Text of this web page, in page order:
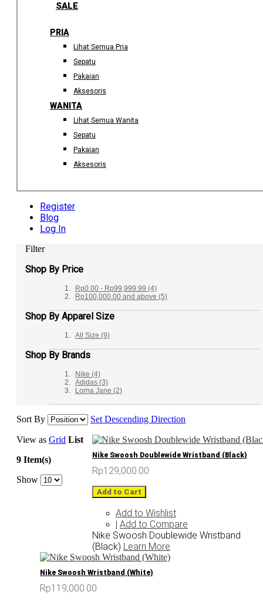
SALE
PRIA
Lihat Semua Pria
Sepatu
Pakaian
Aksesoris
WANITA
Lihat Semua Wanita
Sepatu
Pakaian
Aksesoris
Register
Blog
Log In
Filter
Shop By Price
Rp0.00 - Rp99,999.99 (4)
Rp100,000.00 and above (5)
Shop By Apparel Size
All Size (9)
Shop By Brands
Nike (4)
Adidas (3)
Lorna Jane (2)
Sort By Set Descending Direction
View as Grid List
9 Item(s)
Show
Nike Swoosh Doublewide Wristband (Black)
Rp129,000.00
Add to Cart
Add to Wishlist
| Add to Compare
Nike Swoosh Doublewide Wristband
(Black) Learn More
Nike Swoosh Wristband (White)
Rp119,000.00